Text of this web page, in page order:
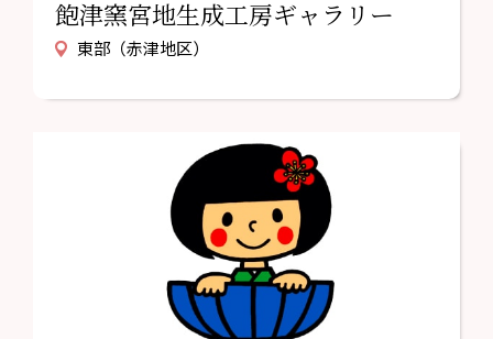
飽津窯宮地生成工房ギャラリー
東部（赤津地区）